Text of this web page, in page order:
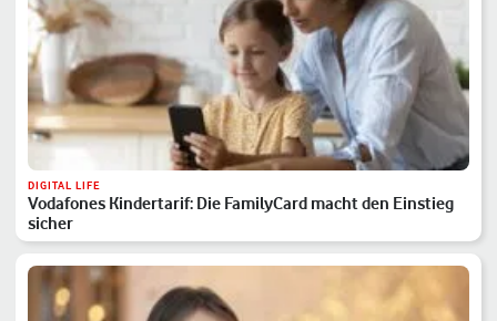
DIGITAL LIFE
Vodafones Kindertarif: Die FamilyCard macht den Einstieg
sicher